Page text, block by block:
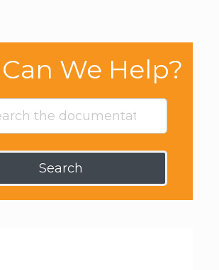
We Help?
Search